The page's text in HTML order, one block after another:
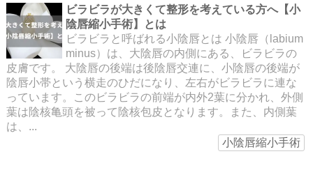
ビラビラが大きくて整形を考えている方へ【小
陰唇縮小手術】とは
ビラビラと呼ばれる小陰唇とは 小陰唇（labium
minus）は、大陰唇の内側にある、ビラビラの
皮膚です。 大陰唇の後端は後陰唇交連に、小陰唇の後端が
陰唇小帯という横走のひだになり、左右がビラビラに連な
っています。このビラビラの前端が内外2葉に分かれ、外側
葉は陰核亀頭を被って陰核包皮となります。また、内側葉
は、...
小陰唇縮小手術